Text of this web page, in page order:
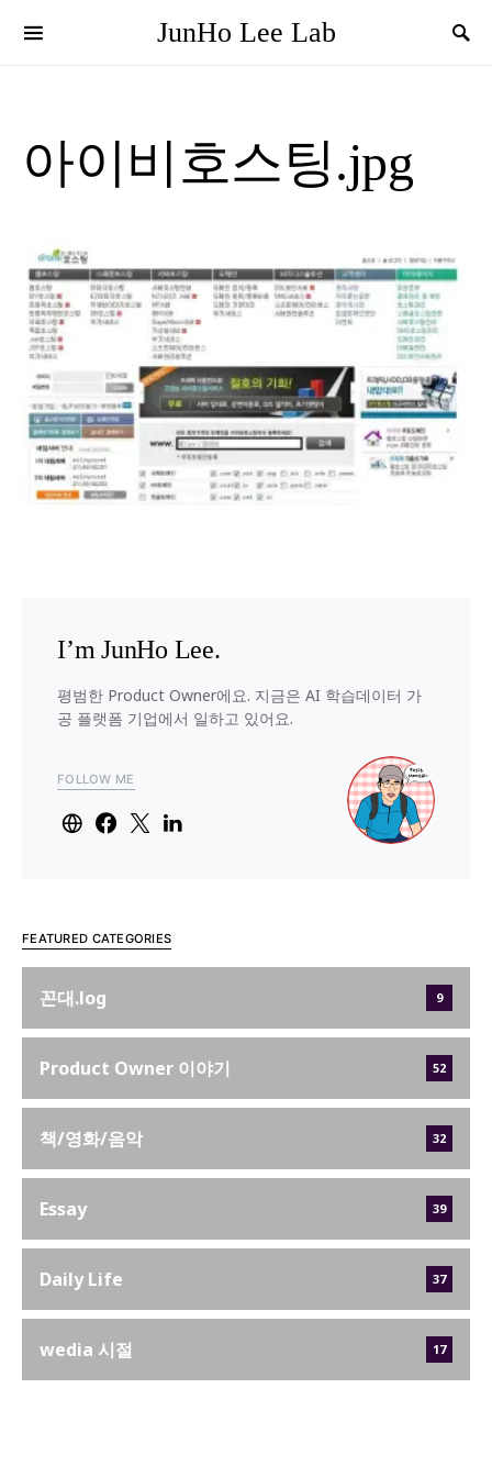
JunHo Lee Lab
아이비호스팅.jpg
I’m JunHo Lee.
평범한 Product Owner에요. 지금은 AI 학습데이터 가
공 플랫폼 기업에서 일하고 있어요.
FOLLOW ME
FEATURED CATEGORIES
꼰대.log 9
Product Owner 이야기 52
책/영화/음악 32
Essay 39
Daily Life 37
wedia 시절 17